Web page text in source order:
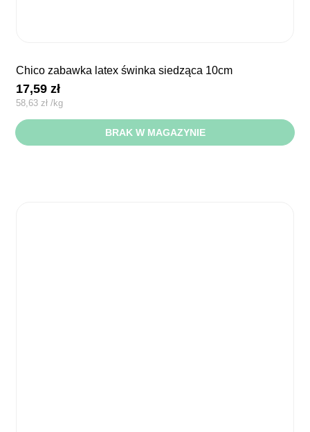
chico zabawka latex świnka siedząca 10cm
17,59zł
58,63zł /kg
BRAK W MAGAZYNIE